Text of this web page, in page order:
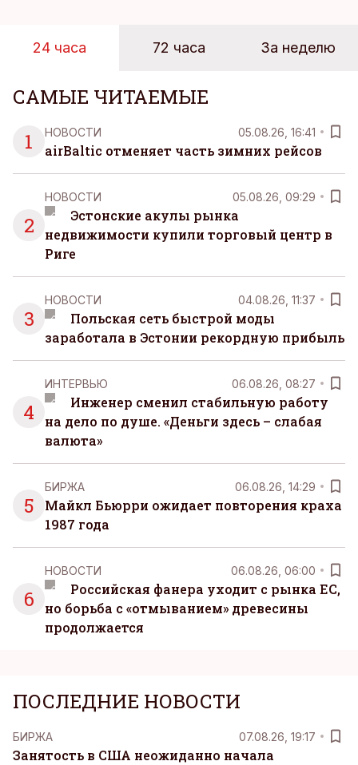
24 часа 72 часа За неделю
САМЫЕ ЧИТАЕМЫЕ
1
НОВОСТИ 05.08.26, 16:41
airBaltic отменяет часть зимних рейсов
2
НОВОСТИ 05.08.26, 09:29
Эстонские акулы рынка
недвижимости купили торговый центр в
Риге
3
НОВОСТИ 04.08.26, 11:37
Польская сеть быстрой моды
заработала в Эстонии рекордную прибыль
4
ИНТЕРВЬЮ 06.08.26, 08:27
Инженер сменил стабильную работу
на дело по душе. «Деньги здесь – слабая
валюта»
5
БИРЖА 06.08.26, 14:29
Майкл Бьюрри ожидает повторения краха
1987 года
6
НОВОСТИ 06.08.26, 06:00
Российская фанера уходит с рынка ЕС,
но борьба с «отмыванием» древесины
продолжается
ПОСЛЕДНИЕ НОВОСТИ
БИРЖА 07.08.26, 19:17
Занятость в США неожиданно начала